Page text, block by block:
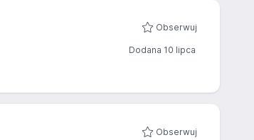
Obserwuj
Dodana 10 lipca
Obserwuj